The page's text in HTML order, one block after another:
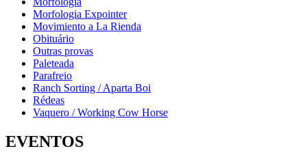
Morfologia Expointer
Movimiento a La Rienda
Obituário
Outras provas
Paleteada
Parafreio
Ranch Sorting / Aparta Boi
Rédeas
Vaquero / Working Cow Horse
EVENTOS